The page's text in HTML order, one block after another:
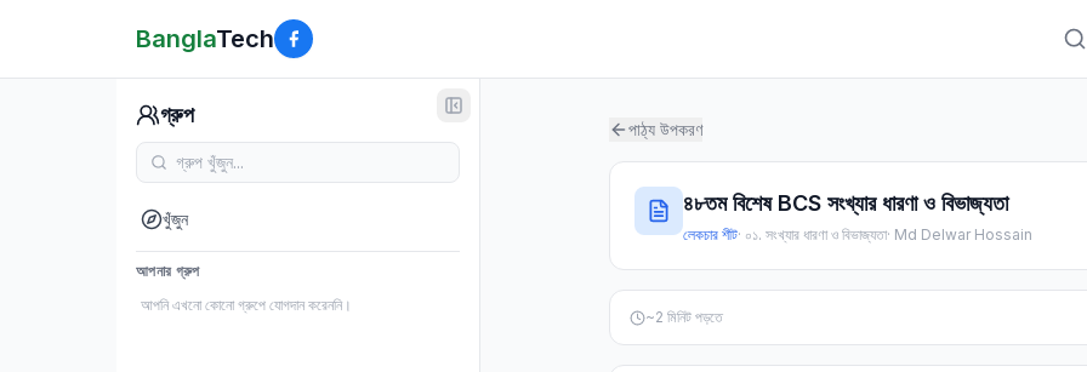
BanglaTech
গ্রুপ
খুঁজুন
আপনার গ্রুপ
আপনি এখনো কোনো গ্রুপে যোগদান করেননি।
পাঠ্য উপকরণ
৪৮তম বিশেষ BCS সংখ্যার ধারণা ও বিভাজ্যতা
লেকচার শীট· ০১. সংখ্যার ধারণা ও বিভাজ্যতা· Md Delwar Hossain
~2 মিনিট পড়তে